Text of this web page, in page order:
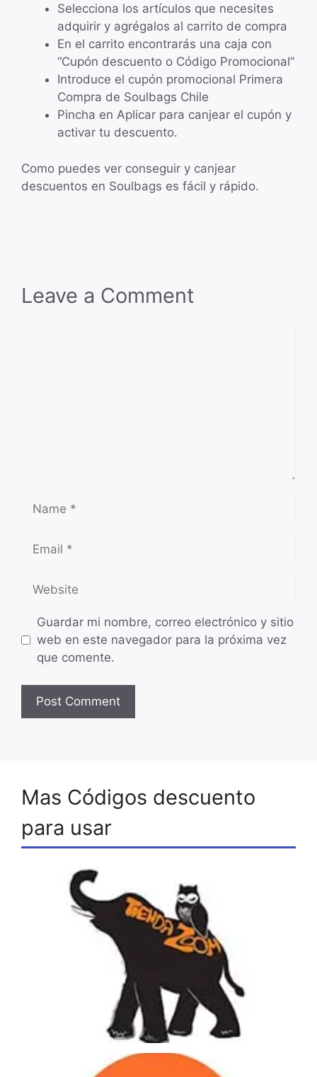
Selecciona los artículos que necesites
adquirir y agrégalos al carrito de compra
En el carrito encontrarás una caja con
“Cupón descuento o Código Promocional”
Introduce el cupón promocional Primera
Compra de Soulbags Chile
Pincha en Aplicar para canjear el cupón y
activar tu descuento.
Como puedes ver conseguir y canjear
descuentos en Soulbags es fácil y rápido.
Leave a Comment
Name
Email
Website
Guardar mi nombre, correo electrónico y sitio
web en este navegador para la próxima vez
que comente.
Mas Códigos descuento
para usar